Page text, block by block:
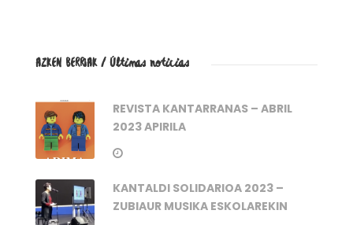
AZKEN BERRIAK / Últimas noticias
REVISTA KANTARRANAS – ABRIL
2023 APIRILA
KANTALDI SOLIDARIOA 2023 –
ZUBIAUR MUSIKA ESKOLAREKIN